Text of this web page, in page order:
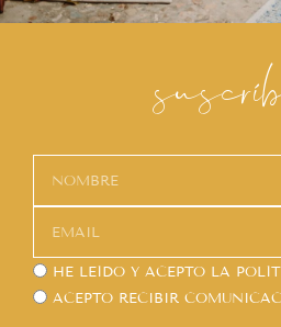
HE LEÍDO Y ACEPTO LA
ACEPTO RECIBIR